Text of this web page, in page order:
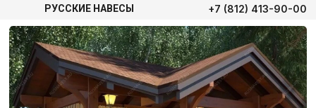
РУССКИЕ НАВЕСЫ +7 (812) 413-90-00